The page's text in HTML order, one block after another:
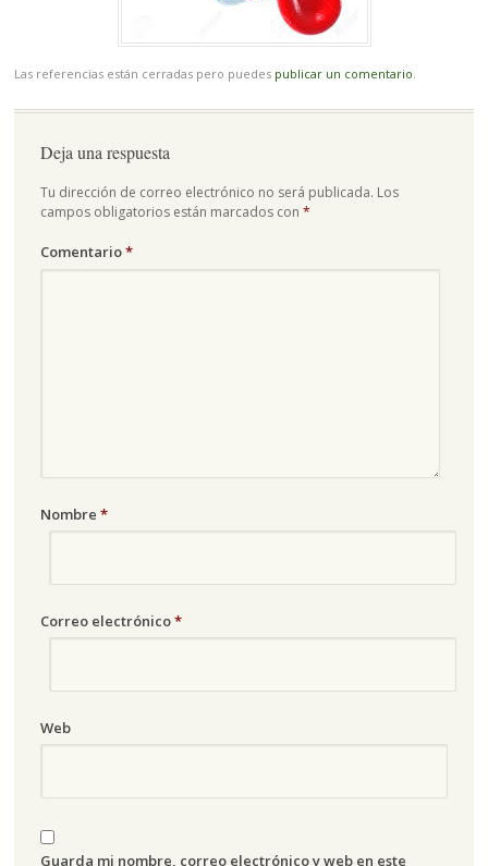
Las referencias están cerradas pero puedes publicar un comentario.
Deja una respuesta
Tu dirección de correo electrónico no será publicada. Los
campos obligatorios están marcados con *
Comentario*
Nombre *
Correo electrónico*
Web
Guarda mi nombre, correo electrónico y web en este